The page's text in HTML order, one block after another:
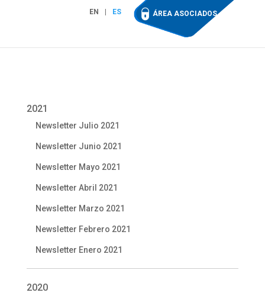
EN ES ÁREA ASOCIADOS
2021
Newsletter Julio 2021
Newsletter Junio 2021
Newsletter Mayo 2021
Newsletter Abril 2021
Newsletter Marzo 2021
Newsletter Febrero 2021
Newsletter Enero 2021
2020